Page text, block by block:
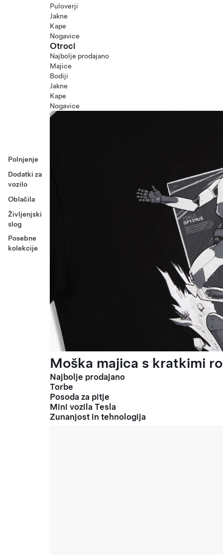
Polnjenje
Dodatki za
vozilo
Oblačila
Življenjski
slog
Posebne
kolekcije
Puloverji
Jakne
Kape
Nogavice
Otroci
Najbolje prodajano
Majice
Bodiji
Jakne
Kape
Nogavice
Moška majica s kratkimi
Najbolje prodajano
Torbe
Posoda za pitje
Mini vozila Tesla
Zunanjost in tehnologija